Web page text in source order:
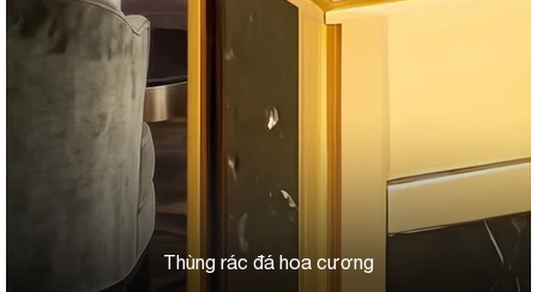
Thùng rác đá hoa cương